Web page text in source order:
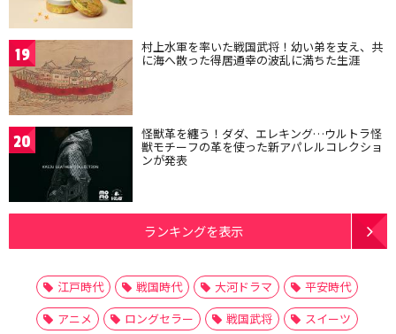
19 村上水軍を率いた戦国武将！幼い弟を支え、共
に海へ散った得居通幸の波乱に満ちた生涯
20 怪獣革を纏う！ダダ、エレキング…ウルトラ怪
獣モチーフの革を使った新アパレルコレクショ
ンが発表
ランキングを表示
江戸時代 戦国時代 大河ドラマ
平安時代
アニメ
ロングセラー 戦国武将
スイーツ